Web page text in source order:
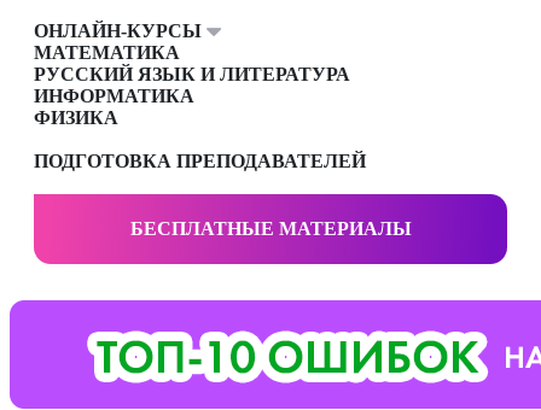
ОНЛАЙН-КУРСЫ
МАТЕМАТИКА
РУССКИЙ ЯЗЫК И ЛИТЕРАТУРА
ИНФОРМАТИКА
ФИЗИКА
ПОДГОТОВКА ПРЕПОДАВАТЕЛЕЙ
БЕСПЛАТНЫЕ МАТЕРИАЛЫ